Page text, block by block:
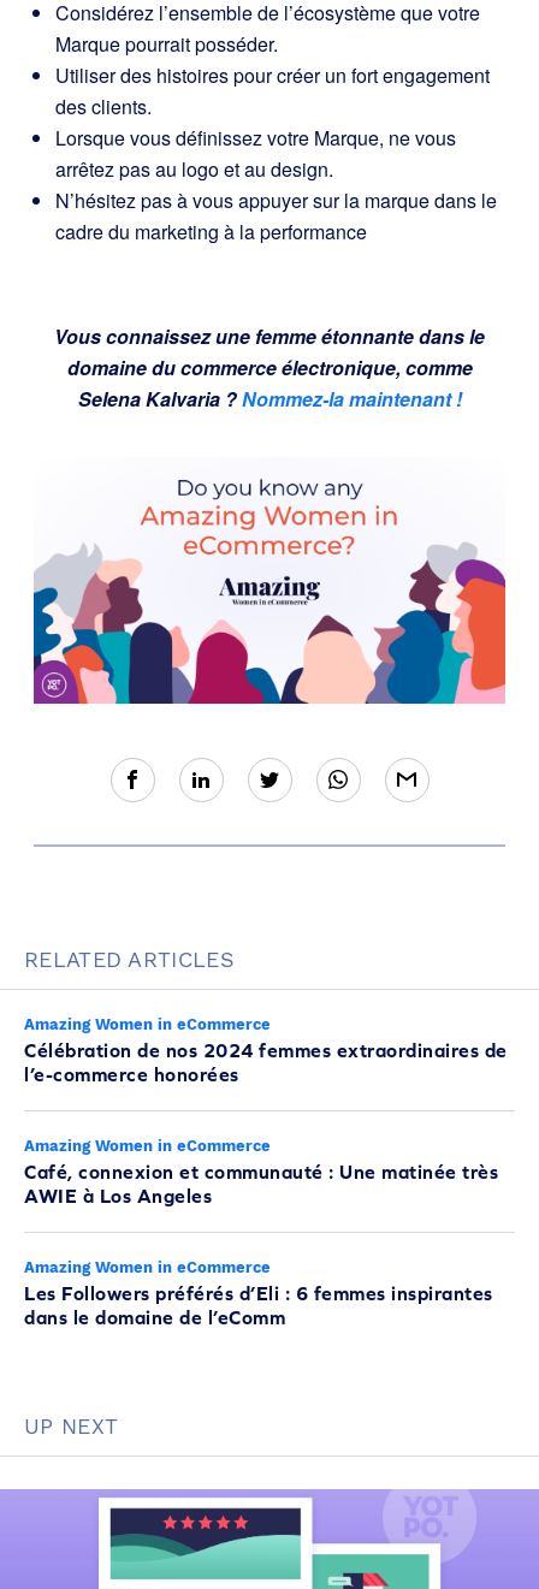
Considérez l’ensemble de l’écosystème que votre
Marque pourrait posséder.
Utiliser des histoires pour créer un fort engagement
des clients.
Lorsque vous définissez votre Marque, ne vous
arrêtez pas au logo et au design.
N’hésitez pas à vous appuyer sur la marque dans le
cadre du marketing à la performance
Vous connaissez une femme étonnante dans le
domaine du commerce électronique, comme
Selena Kalvaria ?Nommez-la maintenant !
RELATED ARTICLES
Amazing Women in eCommerce
Célébration de nos 2024 femmes extraordinaires de
l’e-commerce honorées
Amazing Women in eCommerce
Café, connexion et communauté : Une matinée très
AWIE à Los Angeles
Amazing Women in eCommerce
Les Followers préférés d’Eli : 6 femmes inspirantes
dans le domaine de l’eComm
UP NEXT